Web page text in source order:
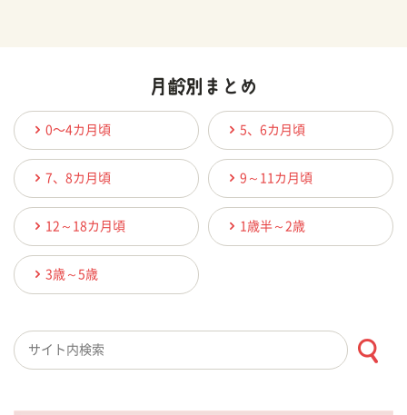
0〜4カ月頃 5、6カ月頃
7、8カ月頃 9～11カ月頃
12～18カ月頃 1歳半～2歳
3歳～5歳
検索キーワード入力